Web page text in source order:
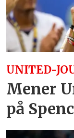
UNITED-
Mener
på